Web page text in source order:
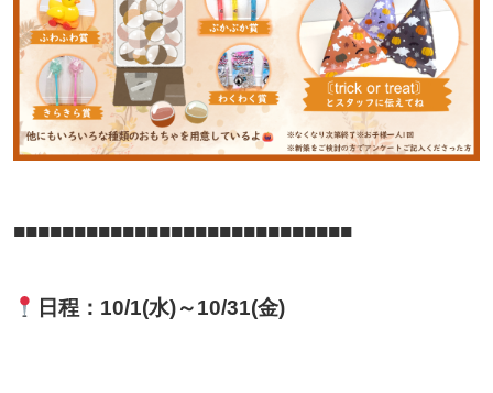
■■■■■■■■■■■■■■■■■■■■■■■■■■■■
日程：10/1(水)～10/31(金)